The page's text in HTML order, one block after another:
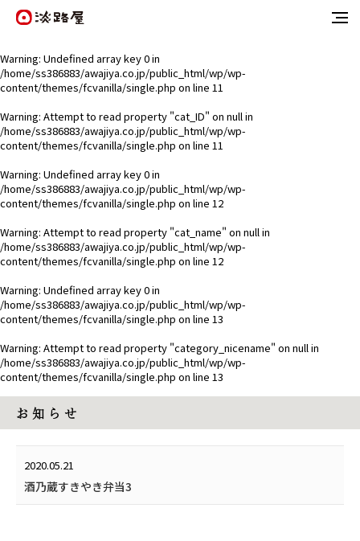
Warning: Undefined array key 0 in
/home/ss386883/awajiya.co.jp/public_html/wp/wp-
content/themes/fcvanilla/single.php on line 11
Warning: Attempt to read property "cat_ID" on null in
/home/ss386883/awajiya.co.jp/public_html/wp/wp-
content/themes/fcvanilla/single.php on line 11
Warning: Undefined array key 0 in
/home/ss386883/awajiya.co.jp/public_html/wp/wp-
content/themes/fcvanilla/single.php on line 12
Warning: Attempt to read property "cat_name" on null in
/home/ss386883/awajiya.co.jp/public_html/wp/wp-
content/themes/fcvanilla/single.php on line 12
Warning: Undefined array key 0 in
/home/ss386883/awajiya.co.jp/public_html/wp/wp-
content/themes/fcvanilla/single.php on line 13
Warning: Attempt to read property "category_nicename" on null in
/home/ss386883/awajiya.co.jp/public_html/wp/wp-
content/themes/fcvanilla/single.php on line 13
お 知 ら せ
2020.05.21
酒乃蔵すきやき弁当3